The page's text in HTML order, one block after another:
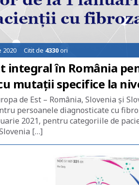
2020 Citit de 4330ori
integral în România
mutații specifice la
de Est – România, Slovenia și
persoanele diagnosticate cu
2021, pentru categoriile de
[…]